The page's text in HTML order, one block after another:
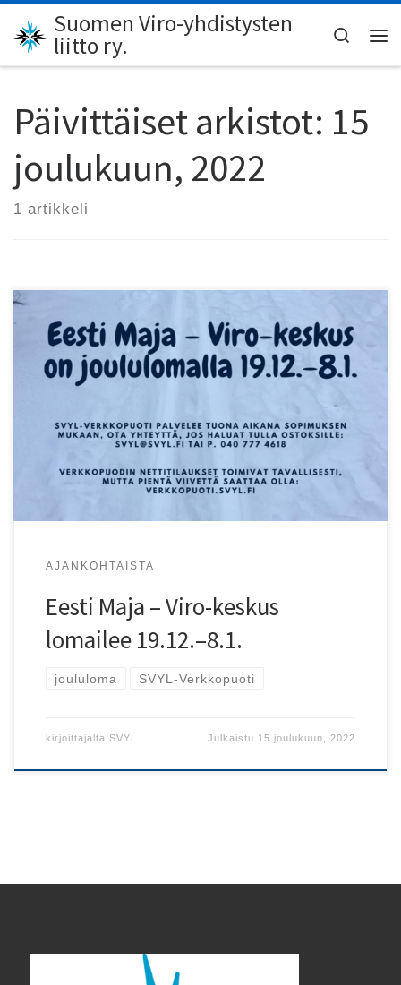
Skip to content
Suomen Viro-yhdistysten
liitto ry.
Search
Päivittäiset arkistot: 15
joulukuun, 2022
1 artikkeli
AJANKOHTAISTA
Eesti Maja – Viro-keskus
lomailee 19.12.–8.1.
joululoma SVYL-Verkkopuoti
kirjoittajalta SVYL Julkaistu 15 joulukuun, 2022